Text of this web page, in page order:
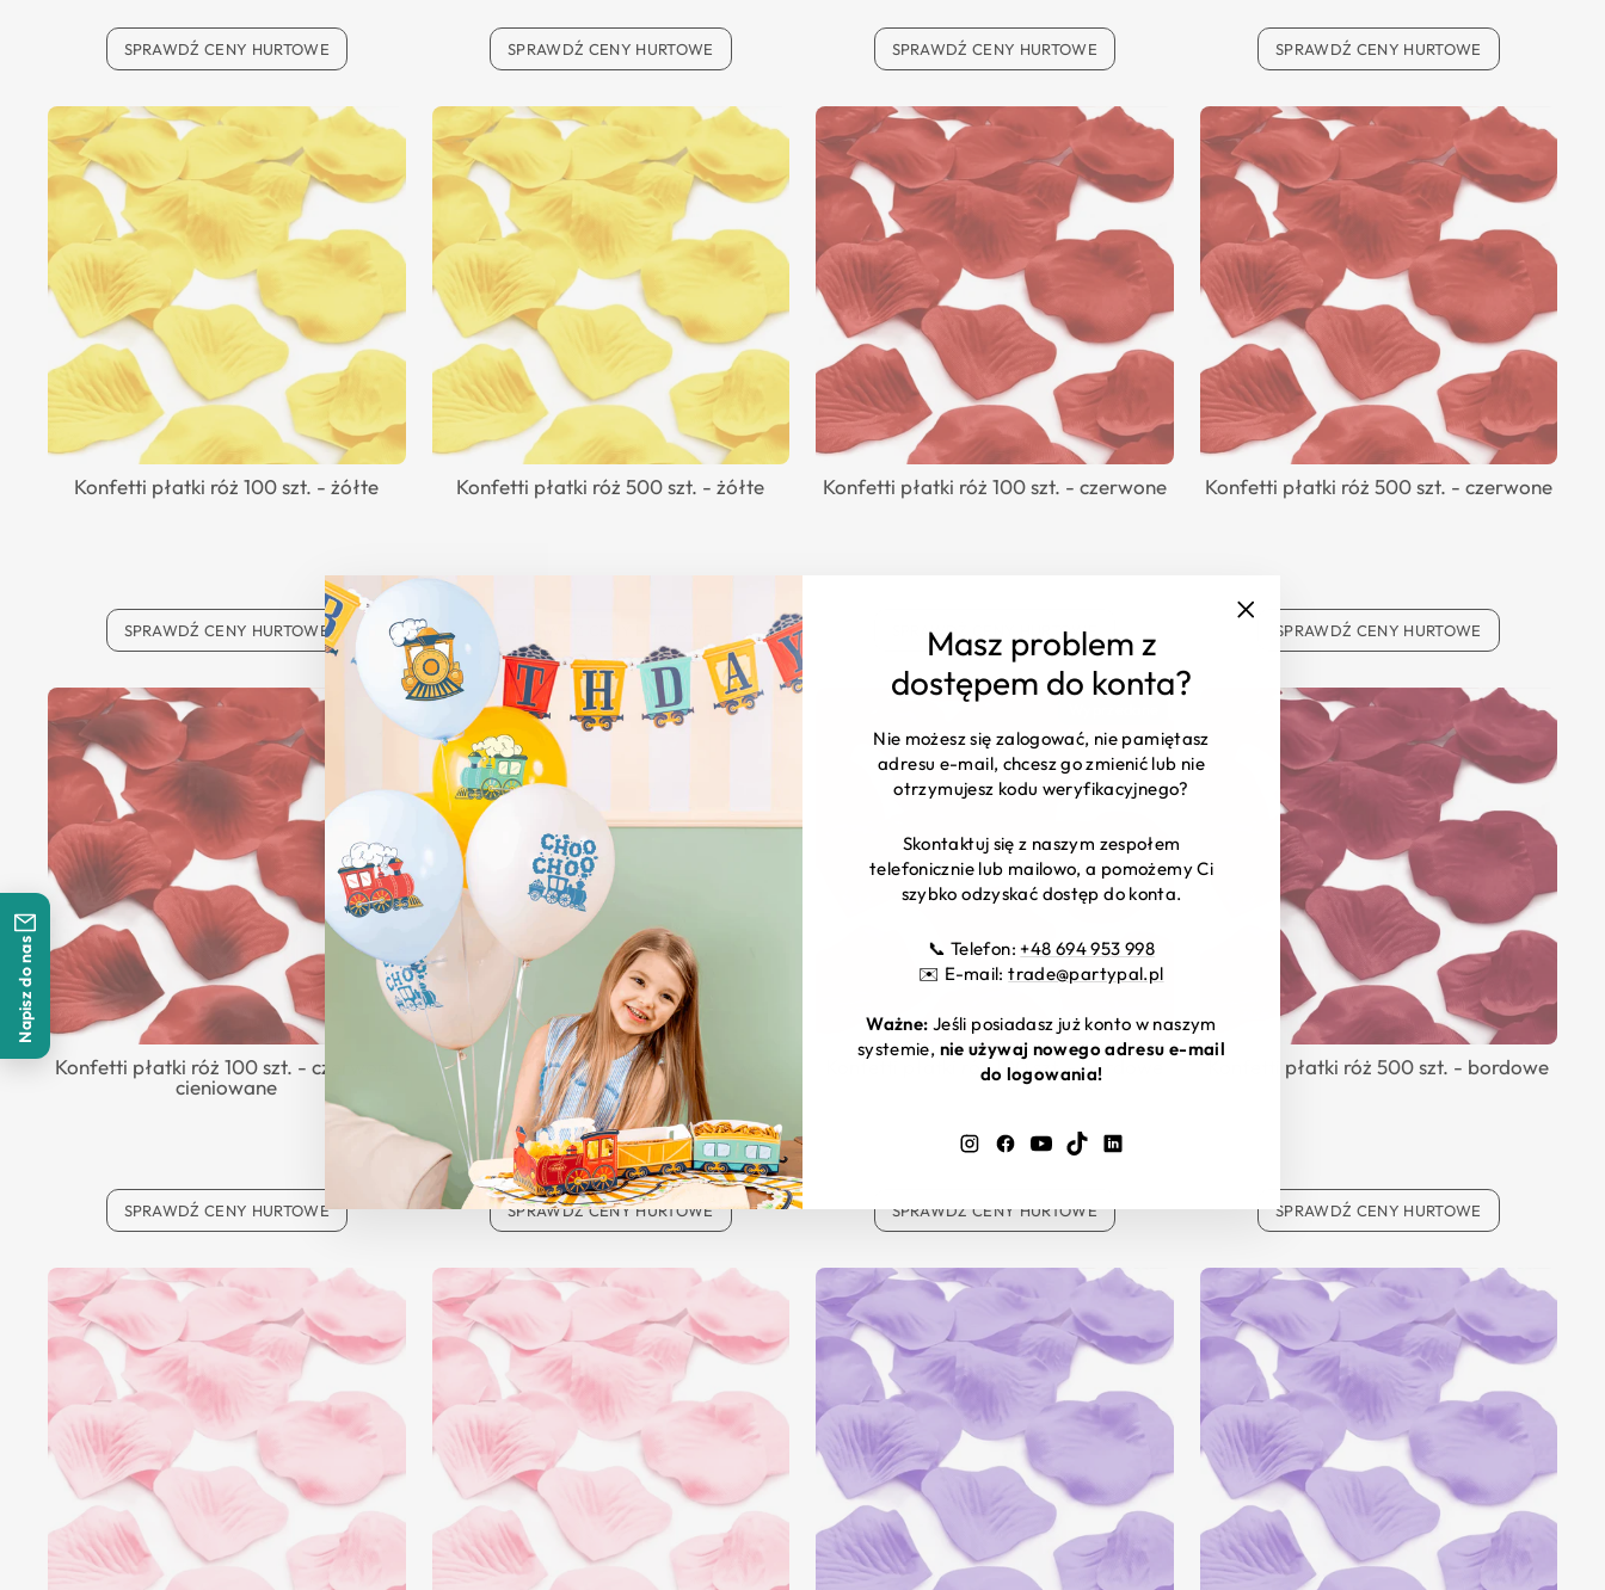
Masz problem z
dostępem do konta?
Nie możesz się zalogować, nie pamiętasz
adresu e-mail, chcesz go zmienić lub nie
otrzymujesz kodu weryfikacyjnego?
Skontaktuj się z naszym zespołem
telefonicznie lub mailowo, a pomożemy Ci
szybko odzyskać dostęp do konta.
📞 Telefon: +48 694 953 998
✉️ E-mail:trade@partypal.pl
Ważne: Jeśli posiadasz już konto w naszym
systemie, nie używaj nowego adresu e-mail
do logowania!
Instagram
FacebookYouTube
TikTok
"Zamknij
(esc)"
Napisz do nas
SPRAWDŹ CENY HURTOWE SPRAWDŹ CENY HURTOWE SPRAWDŹ CENY HURTOWE SPRAWDŹ CENY HURTOWE
Konfetti płatki róż 100 szt. - żółte
SPRAWDŹ CENY HURTOWE
Konfetti płatki róż 500 szt. - żółte Konfetti płatki róż 100 szt. - czerwone
SPRAWDŹ CENY HURTOWE
Konfetti płatki róż 500 szt. - czerwone
SPRAWDŹ CENY HURTOWE
Konfetti płatki róż 100 szt. - czerwone
cieniowane
SPRAWDŹ CENY HURTOWE
Konfetti płatki róż 500 szt. - czerwone
cieniowane
SPRAWDŹ CENY HURTOWE
Konfetti płatki róż 100 szt. - bordowe
SPRAWDŹ CENY HURTOWE
Konfetti płatki róż 500 szt. - bordowe
SPRAWDŹ CENY HURTOWE